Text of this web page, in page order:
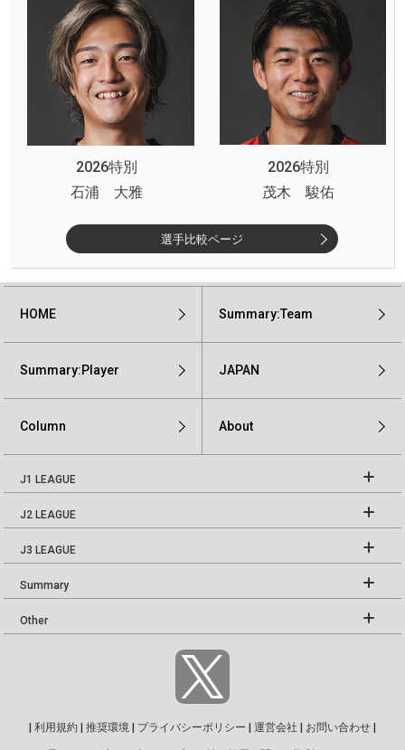
2026特別
2026特別
石浦 大雅
茂木 駿佑
選手比較ページ
HOME Summary:Team
Summary:Player JAPAN
Column About
J1 LEAGUE
J2 LEAGUE
J3 LEAGUE
Summary
Other
利用規約 推奨環境 プライバシーポリシー 運営会社 お問い合わせ